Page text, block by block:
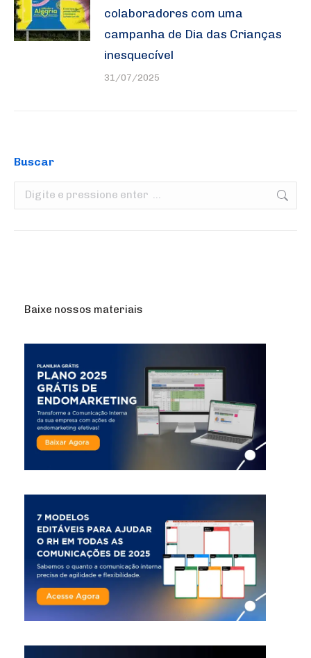
colaboradores com uma
campanha de Dia das Crianças
inesquecível
31/07/2025
Buscar
Search:
Baixe nossos materiais